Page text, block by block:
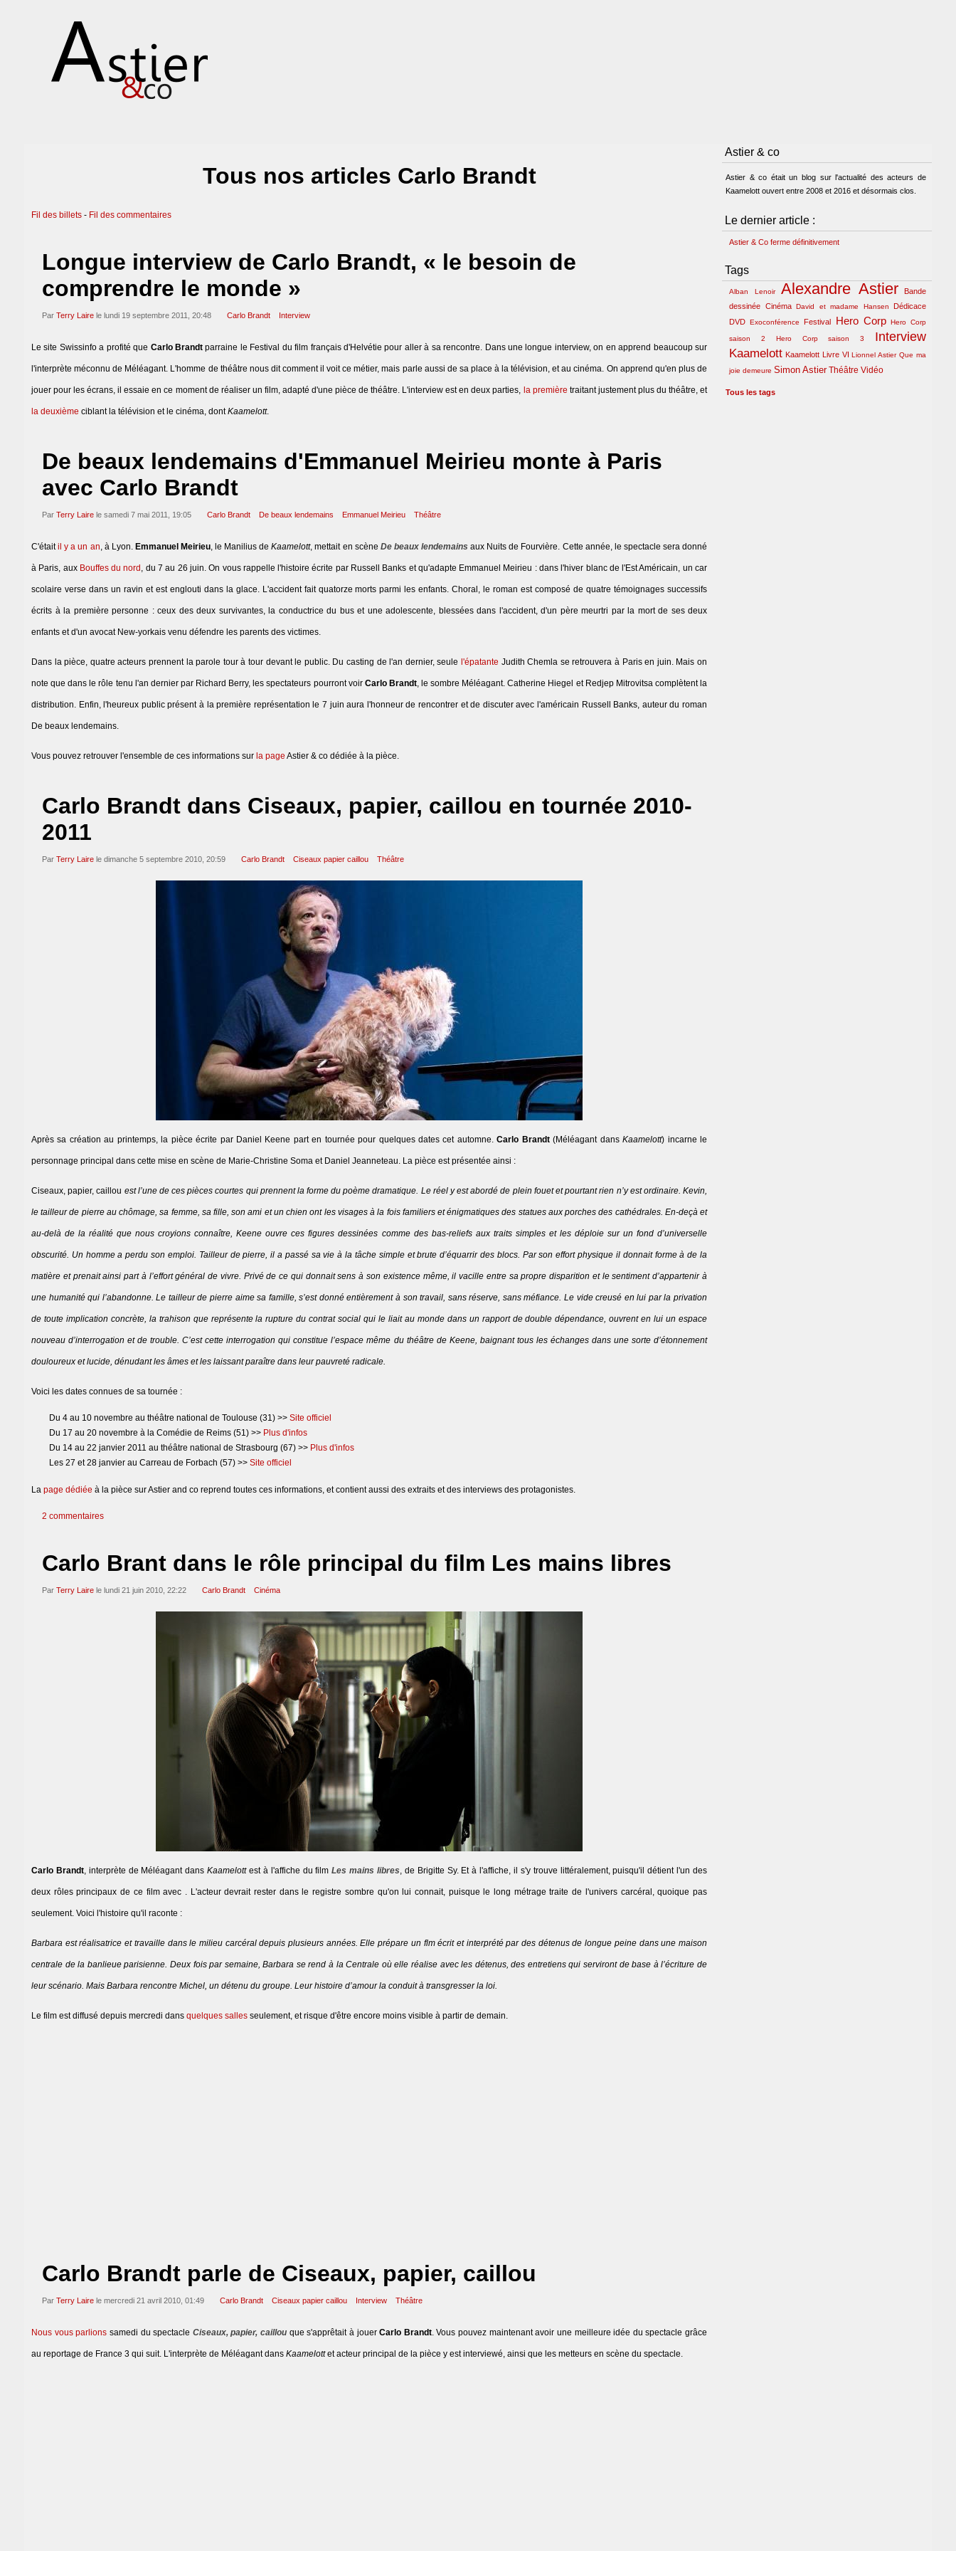
Tous nos articles Carlo Brandt
Fil des billets - Fil des commentaires
Longue interview de Carlo Brandt, « le besoin de
comprendre le monde »
Par Terry Laire le lundi 19 septembre 2011, 20:48 Carlo Brandt Interview
Le site Swissinfo a profité que Carlo Brandt parraine le Festival du film français d'Helvétie pour aller à sa rencontre. Dans une longue interview, on en apprend beaucoup sur
l'interprète méconnu de Méléagant. L'homme de théâtre nous dit comment il voit ce métier, mais parle aussi de sa place à la télévision, et au cinéma. On apprend qu'en plus de
jouer pour les écrans, il essaie en ce moment de réaliser un film, adapté d'une pièce de théâtre. L'interview est en deux parties, la première traitant justement plus du théâtre, et
la deuxième ciblant la télévision et le cinéma, dontKaamelott.
De beaux lendemains d'Emmanuel Meirieu monte à Paris
avec Carlo Brandt
Par Terry Laire le samedi 7 mai 2011, 19:05 Carlo Brandt De beaux lendemains Emmanuel Meirieu Théâtre
C'étaitil y a un an, à Lyon. Emmanuel Meirieu, le Manilius deKaamelott, mettait en scène De beaux lendemains aux Nuits de Fourvière. Cette année, le spectacle sera donné
à Paris, aux Bouffes du nord , du 7 au 26 juin. On vous rappelle l'histoire écrite par Russell Banks et qu'adapte Emmanuel Meirieu : dans l'hiver blanc de l'Est Américain, un car
scolaire verse dans un ravin et est englouti dans la glace. L'accident fait quatorze morts parmi les enfants. Choral, le roman est composé de quatre témoignages successifs
écrits à la première personne : ceux des deux survivantes, la conductrice du bus et une adolescente, blessées dans l'accident, d'un père meurtri par la mort de ses deux
enfants et d'un avocat New-yorkais venu défendre les parents des victimes.
Dans la pièce, quatre acteurs prennent la parole tour à tour devant le public. Du casting de l'an dernier, seule l'épatante Judith Chemla se retrouvera à Paris en juin. Mais on
note que dans le rôle tenu l'an dernier par Richard Berry, les spectateurs pourront voir Carlo Brandt, le sombre Méléagant. Catherine Hiegel et Redjep Mitrovitsa complètent la
distribution. Enfin, l'heureux public présent à la première représentation le 7 juin aura l'honneur de rencontrer et de discuter avec l'américain Russell Banks, auteur du roman
De beaux lendemains.
Vous pouvez retrouver l'ensemble de ces informations sur la page Astier & co dédiée à la pièce.
Carlo Brandt dans Ciseaux, papier, caillou en tournée 2010-
2011
Par Terry Laire le dimanche 5 septembre 2010, 20:59 Carlo Brandt Ciseaux papier caillou Théâtre
Après sa création au printemps, la pièce écrite par Daniel Keene part en tournée pour quelques dates cet automne.Carlo Brandt(Méléagant dansKaamelott) incarne le
personnage principal dans cette mise en scène de Marie-Christine Soma et Daniel Jeanneteau. La pièce est présentée ainsi :
Ciseaux, papier, caillou est l’une de ces pièces courtes qui prennent la forme du poème dramatique. Le réel y est abordé de plein fouet et pourtant rien n’y est ordinaire. Kevin,
le tailleur de pierre au chômage, sa femme, sa fille, son ami et un chien ont les visages à la fois familiers et énigmatiques des statues aux porches des cathédrales. En-deçà et
au-delà de la réalité que nous croyions connaître, Keene ouvre ces figures dessinées comme des bas-reliefs aux traits simples et les déploie sur un fond d’universelle
obscurité. Un homme a perdu son emploi. Tailleur de pierre, il a passé sa vie à la tâche simple et brute d’équarrir des blocs. Par son effort physique il donnait forme à de la
matière et prenait ainsi part à l’effort général de vivre. Privé de ce qui donnait sens à son existence même, il vacille entre sa propre disparition et le sentiment d’appartenir à
une humanité qui l’abandonne. Le tailleur de pierre aime sa famille, s’est donné entièrement à son travail, sans réserve, sans méfiance. Le vide creusé en lui par la privation
de toute implication concrète, la trahison que représente la rupture du contrat social qui le liait au monde dans un rapport de double dépendance, ouvrent en lui un espace
nouveau d’interrogation et de trouble. C’est cette interrogation qui constitue l’espace même du théâtre de Keene, baignant tous les échanges dans une sorte d’étonnement
douloureux et lucide, dénudant les âmes et les laissant paraître dans leur pauvreté radicale.
Voici les dates connues de sa tournée :
Du 4 au 10 novembre au théâtre national de Toulouse (31) >> Site officiel
Du 17 au 20 novembre à la Comédie de Reims (51) >> Plus d'infos
Du 14 au 22 janvier 2011 au théâtre national de Strasbourg (67) >> Plus d'infos
Les 27 et 28 janvier au Carreau de Forbach (57) >> Site officiel
La page dédiée à la pièce sur Astier and co reprend toutes ces informations, et contient aussi des extraits et des interviews des protagonistes.
2 commentaires
Carlo Brant dans le rôle principal du film Les mains libres
Par Terry Laire le lundi 21 juin 2010, 22:22 Carlo Brandt Cinéma
Carlo Brandt, interprète de Méléagant dansKaamelottest à l'affiche du filmLes mains libres, de Brigitte Sy. Et à l'affiche, il s'y trouve littéralement, puisqu'il détient l'un des
deux rôles principaux de ce film avec . L'acteur devrait rester dans le registre sombre qu'on lui connait, puisque le long métrage traite de l'univers carcéral, quoique pas
seulement. Voici l'histoire qu'il raconte :
Barbara est réalisatrice et travaille dans le milieu carcéral depuis plusieurs années. Elle prépare un flm écrit et interprété par des détenus de longue peine dans une maison
centrale de la banlieue parisienne. Deux fois par semaine, Barbara se rend à la Centrale où elle réalise avec les détenus, des entretiens qui serviront de base à l’écriture de
leur scénario. Mais Barbara rencontre Michel, un détenu du groupe. Leur histoire d’amour la conduit à transgresser la loi.
Le film est diffusé depuis mercredi dans quelques salles seulement, et risque d'être encore moins visible à partir de demain.
Carlo Brandt parle de Ciseaux, papier, caillou
Par Terry Laire le mercredi 21 avril 2010, 01:49 Carlo Brandt Ciseaux papier caillou Interview Théâtre
Nous vous parlions samedi du spectacle Ciseaux, papier, caillou que s'apprêtait à jouerCarlo Brandt. Vous pouvez maintenant avoir une meilleure idée du spectacle grâce
au reportage de France 3 qui suit. L'interprète de Méléagant dans Kaamelottet acteur principal de la pièce y est interviewé, ainsi que les metteurs en scène du spectacle.
Astier & co
Astier & co était un blog sur l'actualité des acteurs de
Kaamelott ouvert entre 2008 et 2016 et désormais clos.
Le dernier article :
Astier & Co ferme définitivement
Tags
Alban Lenoir Alexandre Astier
Bande
dessinée Cinéma David et madame Hansen
Dédicace
DVD Exoconférence Festival Hero Corp Hero Corp
saison 2 Hero Corp saison 3 Interview
Kaamelott Kaamelott Livre VI Lionnel Astier Que ma
joie demeure Simon Astier Théâtre Vidéo
Tous les tags